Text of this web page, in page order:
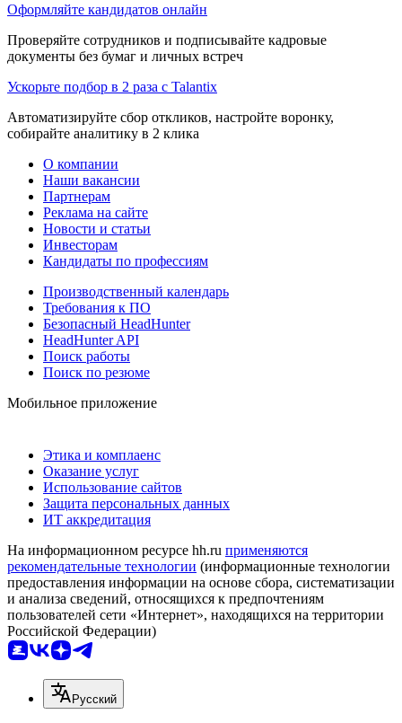
Оформляйте кандидатов онлайн
Проверяйте сотрудников и подписывайте кадровые
документы без бумаг и личных встреч
Ускорьте подбор в 2 раза с Talantix
Автоматизируйте сбор откликов, настройте воронку,
собирайте аналитику в 2 клика
О компании
Наши вакансии
Партнерам
Реклама на сайте
Новости и статьи
Инвесторам
Кандидаты по профессиям
Производственный календарь
Требования к ПО
Безопасный HeadHunter
HeadHunter API
Поиск работы
Поиск по резюме
Мобильное приложение
Этика и комплаенс
Оказание услуг
Использование сайтов
Защита персональных данных
ИТ аккредитация
На информационном ресурсе hh.ru применяются
рекомендательные технологии (информационные технологии
предоставления информации на основе сбора, систематизации
и анализа сведений, относящихся к предпочтениям
пользователей сети «Интернет», находящихся на территории
Российской Федерации)
Русский